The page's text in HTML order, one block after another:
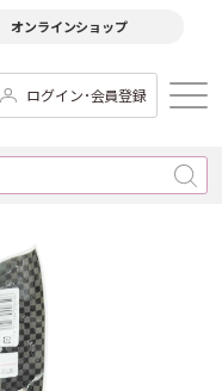
オンラインショップ
ログイン･会員登録